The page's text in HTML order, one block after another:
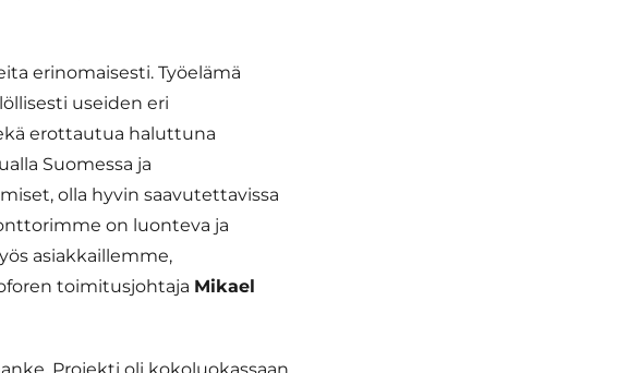
erinomaisesti. Työelämä
useiden eri
erottautua haluttuna
Suomessa ja
olla hyvin saavutettavissa
on luonteva ja
asiakkaillemme,
toimitusjohtaja Mikael